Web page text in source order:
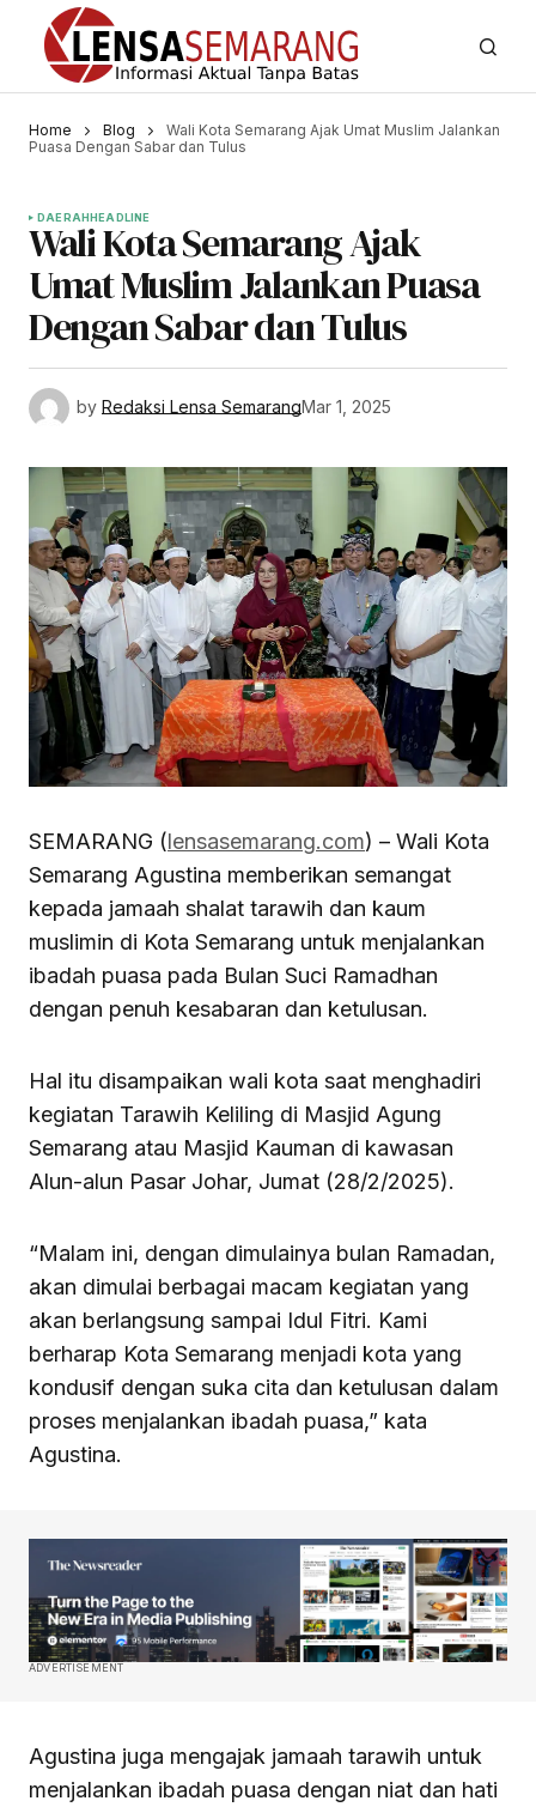
Home Blog
Wali Kota Semarang Ajak Umat Muslim Jalankan
Puasa Dengan Sabar dan Tulus
DAERAHHEADLINE
Wali Kota Semarang Ajak
Umat Muslim Jalankan Puasa
Dengan Sabar dan Tulus
by Redaksi Lensa SemarangMar 1, 2025
SEMARANG (lensasemarang.com) – Wali Kota
Semarang Agustina memberikan semangat
kepada jamaah shalat tarawih dan kaum
muslimin di Kota Semarang untuk menjalankan
ibadah puasa pada Bulan Suci Ramadhan
dengan penuh kesabaran dan ketulusan.
Hal itu disampaikan wali kota saat menghadiri
kegiatan Tarawih Keliling di Masjid Agung
Semarang atau Masjid Kauman di kawasan
Alun-alun Pasar Johar, Jumat (28/2/2025).
“Malam ini, dengan dimulainya bulan Ramadan,
akan dimulai berbagai macam kegiatan yang
akan berlangsung sampai Idul Fitri. Kami
berharap Kota Semarang menjadi kota yang
kondusif dengan suka cita dan ketulusan dalam
proses menjalankan ibadah puasa,” kata
Agustina.
ADVERTISEMENT
Agustina juga mengajak jamaah tarawih untuk
menjalankan ibadah puasa dengan niat dan hati